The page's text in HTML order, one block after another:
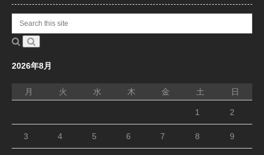
2026年8月
月 火 水 木 金 土 日
1 2
3 4 5 6 7 8 9